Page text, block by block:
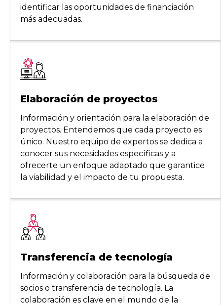
identificar las oportunidades de financiación
más adecuadas.
Elaboración de proyectos
Información y orientación para la elaboración de
proyectos. Entendemos que cada proyecto es
único. Nuestro equipo de expertos se dedica a
conocer sus necesidades específicas y a
ofrecerte un enfoque adaptado que garantice
la viabilidad y el impacto de tu propuesta.
Transferencia de tecnología
Información y colaboración para la búsqueda de
socios o transferencia de tecnología. La
colaboración es clave en el mundo de la